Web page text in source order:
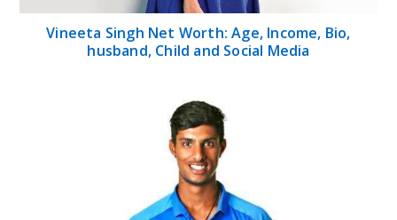
Vineeta Singh Net Worth: Age, Income, Bio,
husband, Child and Social Media